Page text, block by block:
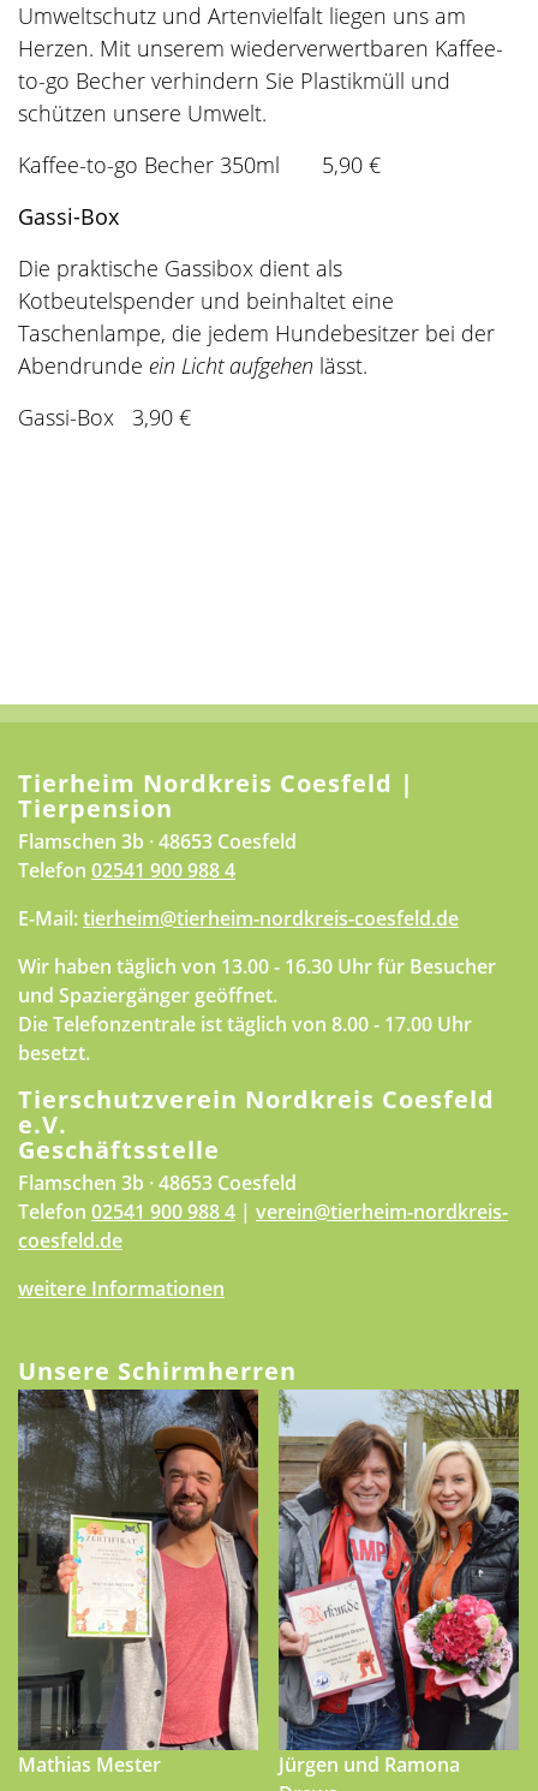
Umweltschutz und Artenvielfalt liegen uns am
Herzen. Mit unserem wiederverwertbaren Kaffee-
to-go Becher verhindern Sie Plastikmüll und
schützen unsere Umwelt.
Kaffee-to-go Becher 350ml 5,90 €
Gassi-Box
Die praktische Gassibox dient als
Kotbeutelspender und beinhaltet eine
Taschenlampe, die jedem Hundebesitzer bei der
Abendrunde ein Licht aufgehen lässt.
Gassi-Box 3,90 €
Tierheim Nordkreis Coesfeld |
Tierpension
Flamschen 3b · 48653 Coesfeld
Telefon 02541 900 988 4
E-Mail:tierheim@tierheim-nordkreis-coesfeld.de
Wir haben täglich von 13.00 - 16.30 Uhr für Besucher
und Spaziergänger geöffnet.
Die Telefonzentrale ist täglich von 8.00 - 17.00 Uhr
besetzt.
Tierschutzverein Nordkreis Coesfeld
e.V.
Geschäftsstelle
Flamschen 3b · 48653 Coesfeld
Telefon 02541 900 988 4 | verein@tierheim-nordkreis-
coesfeld.de
weitere Informationen
Unsere Schirmherren
Mathias Mester
Jürgen und Ramona